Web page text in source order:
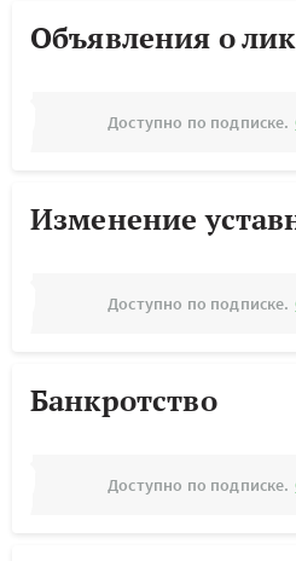
Объявления о
Доступно по подписке.
Изменение
Доступно по подписке.
Банкротство
Доступно по подписке.